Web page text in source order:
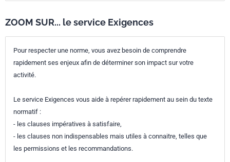
ZOOM SUR... le service Exigences
Pour respecter une norme, vous avez besoin de comprendre
rapidement ses enjeux afin de déterminer son impact sur votre
activité.
Le service Exigences vous aide à repérer rapidement au sein du texte
normatif :
- les clauses impératives à satisfaire,
- les clauses non indispensables mais utiles à connaitre, telles que
les permissions et les recommandations.